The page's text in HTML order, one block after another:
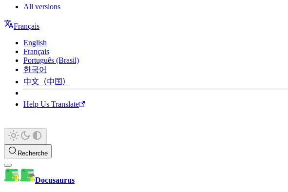
All versions
Français
English
Français
Português (Brasil)
한국어
中文（中国）
Help Us Translate
Recherche
Docusaurus